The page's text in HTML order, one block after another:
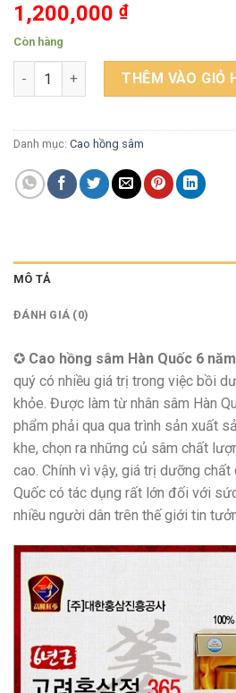
1,200,000 ₫
Còn hàng
Cao hồng sâm 365 Hàn Quốc Hộp 4
THÊM VÀO GIỎ
Danh mục: Cao hồng sâm
MÔ TẢ
ĐÁNH GIÁ (0)
✪ Cao hồng sâm Hàn Quốc 6
quý có nhiều giá trị trong việc bồi
khỏe. Được làm từ nhân sâm Hàn
phẩm phải qua qua trình sản xuất
khe, chọn ra những củ sâm chất
cao. Chính vì vậy, giá trị dưỡng chất
Quốc có tác dụng rất lớn đối với
nhiều người dân trên thế giới tin